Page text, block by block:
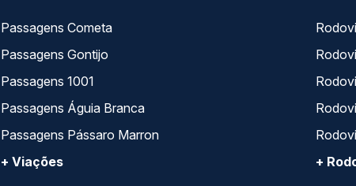
Passagens Cometa
Passagens Gontijo
Passagens 1001
Passagens Águia Branca
Passagens Pássaro Marron
+ Viações
+